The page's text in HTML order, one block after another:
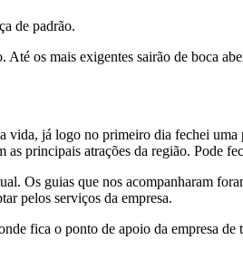
de padrão.
os mais exigentes sairão de boca
vida, já logo no primeiro dia fechei
principais atrações da região. Pode
Os guias que nos acompanharam
pelos serviços da empresa.
fica o ponto de apoio da empresa